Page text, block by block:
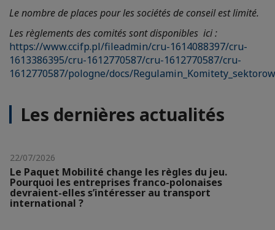
Le nombre de places pour les sociétés de conseil est limité.
Les règlements des comités sont disponibles ici :
https://www.ccifp.pl/fileadmin/cru-1614088397/cru-
1613386395/cru-1612770587/cru-1612770587/cru-
1612770587/pologne/docs/
Les dernières actualités
22/07/2026
Le Paquet Mobilité change les règles du jeu.
Pourquoi les entreprises franco-polonaises
devraient-elles s’intéresser au transport
international ?